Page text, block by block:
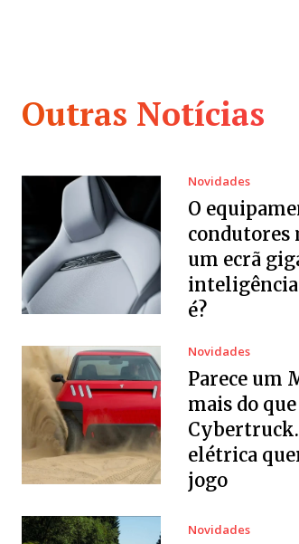
Outras Notícias
Novidades
O
condutores
um ecrã
é?
Novidades
Parece um
mais do
elétrica
jogo
Novidades